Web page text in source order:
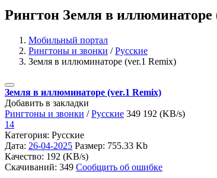
Рингтон Земля в иллюминаторе
Мобильный портал
Рингтоны и звонки /Русские
Земля в иллюминаторе (ver.1 Remix)
Земля в иллюминаторе (ver.1 Remix)
Добавить в закладки
Рингтоны и звонки /Русские 349 192 (KB/s)
14
Категория: Русские
Дата: 26-04-2025 Размер: 755.33 Kb
Качество: 192 (KB/s)
Скачиваний: 349 Сообщить об ошибке